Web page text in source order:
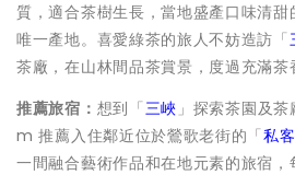
質，適合茶樹生長，當地盛產口味清
唯一產地。喜愛綠茶的旅人不妨造訪「
茶廠，在山林間品茶賞景，度過充滿茶
推薦旅宿： 想到「三峽」探索茶園及
m 推薦入住鄰近位於鶯歌老街的「私
一間融合藝術作品和在地元素的旅宿